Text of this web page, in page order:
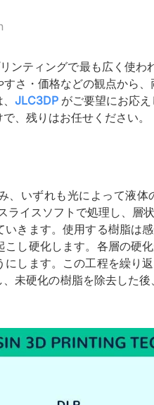
ンティングで最も広く使
さ・価格などの観点から
JLC3DP がご要望にお応
、残りはお任せください。
、いずれも光によって液
イスソフトで処理し、層
きます。使用する樹脂は
し硬化します。各層の硬
します。この工程を繰り
未硬化の樹脂を除去した